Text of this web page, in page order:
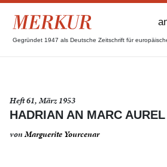
Gegründet 1947 als Deutsche Zeitschrift für
Heft 61, März 1953
HADRIAN AN MARC AUREL
vonMarguerite Yourcenar